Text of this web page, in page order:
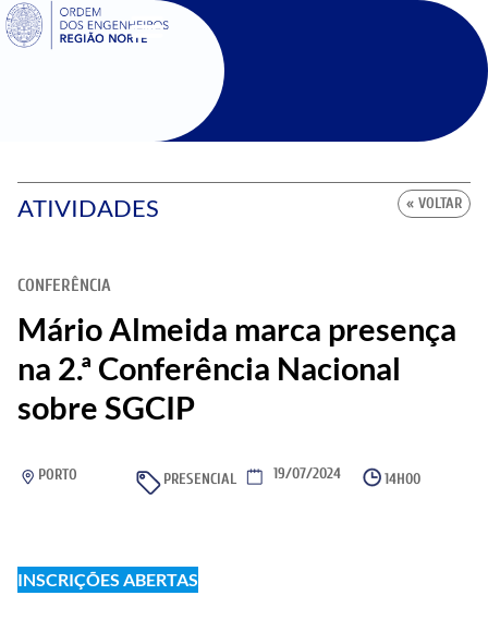
SIGOE
« VOLTAR
ATIVIDADES
CONFERÊNCIA
Mário Almeida marca presença
na 2.ª Conferência Nacional
sobre SGCIP
PORTO PRESENCIAL 19/07/2024 14H00
INSCRIÇÕES ABERTAS